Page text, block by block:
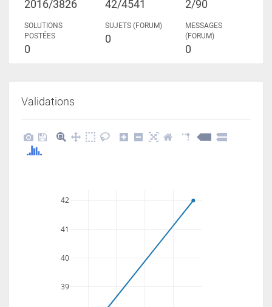
2016/3826 42/4541 2/90
SOLUTIONS
POSTÉES
0
SUJETS (FORUM)
0
MESSAGES
(FORUM)
0
Validations
39
40
41
42